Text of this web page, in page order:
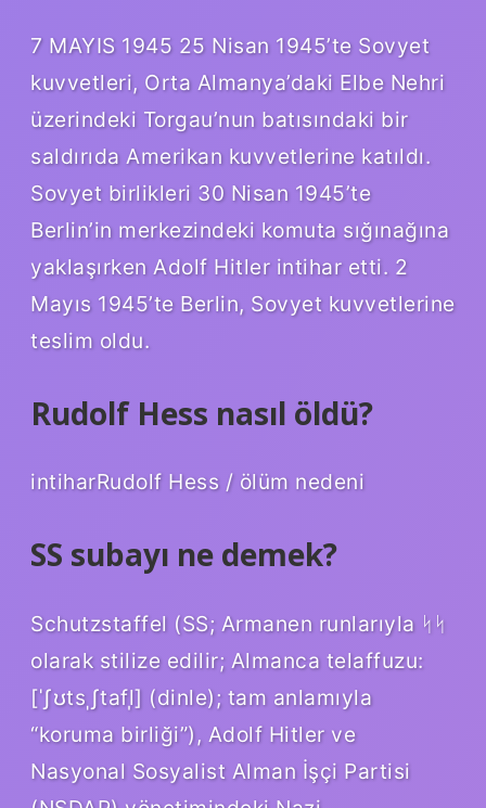
7 MAYIS 1945 25 Nisan 1945’te Sovyet
kuvvetleri, Orta Almanya’daki Elbe Nehri
üzerindeki Torgau’nun batısındaki bir
saldırıda Amerikan kuvvetlerine katıldı.
Sovyet birlikleri 30 Nisan 1945’te
Berlin’in merkezindeki komuta sığınağına
yaklaşırken Adolf Hitler intihar etti. 2
Mayıs 1945’te Berlin, Sovyet kuvvetlerine
teslim oldu.
Rudolf Hess nasıl öldü?
intiharRudolf Hess / ölüm nedeni
SS subayı ne demek?
Schutzstaffel (SS; Armanen runlarıyla ᛋᛋ
olarak stilize edilir; Almanca telaffuzu:
[ˈʃʊtsˌʃtafl̩] (dinle); tam anlamıyla
“koruma birliği”), Adolf Hitler ve
Nasyonal Sosyalist Alman İşçi Partisi